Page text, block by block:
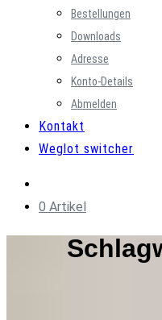
Bestellungen
Downloads
Adresse
Konto-Details
Abmelden
Kontakt
Weglot switcher
0 Artikel